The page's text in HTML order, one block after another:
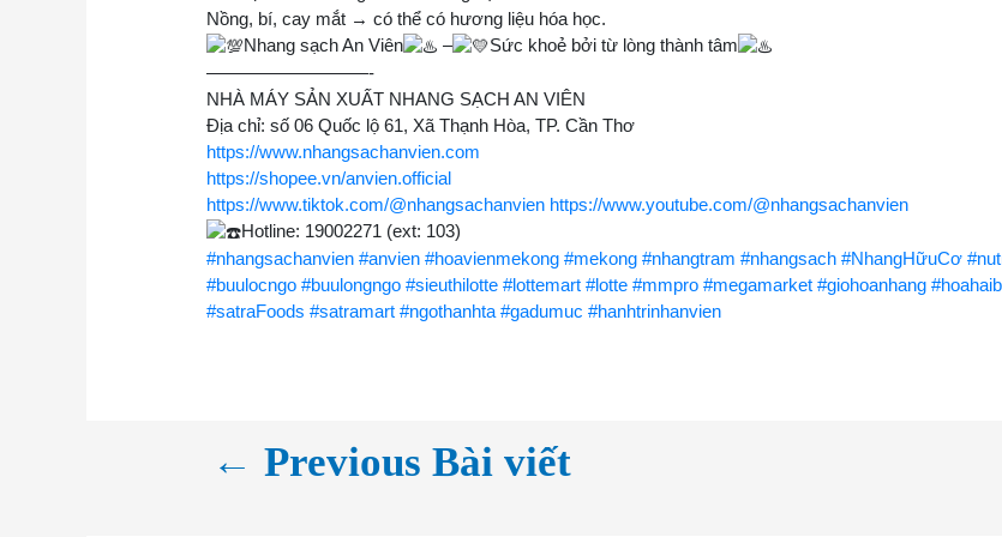
Nồng, bí, cay mắt → có thể có hương liệu hóa học.
Nhang sạch An Viên
–
Sức khoẻ bởi từ lòng thành tâm
—————————-
NHÀ MÁY SẢN XUẤT NHANG SẠCH AN VIÊN
Địa chỉ: số 06 Quốc lộ 61, Xã Thạnh Hòa, TP. Cần Thơ
https://www.nhangsachanvien.com
https://shopee.vn/anvien.official
https://www.tiktok.com/@nhangsachanvien https://www.youtube.com/@nhangsachanvien
Hotline: 19002271 (ext: 103)
#nhangsachanvien #anvien #hoavienmekong #mekong #nhangtram #nhangsach #NhangHữuCơ
#buulocngo #buulongngo #sieuthilotte #lottemart #lotte #mmpro #megamarket #giohoanhang
#satraFoods #satramart #ngothanhta #gadumuc #hanhtrinhanvien
← Previous Bài viết